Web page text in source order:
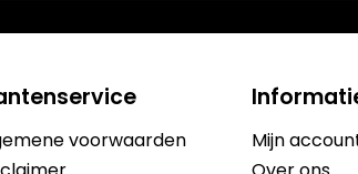
voorwaarden
Mijn